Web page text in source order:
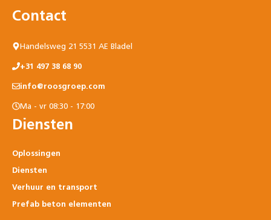
Contact
Handelsweg 21 5531 AE Bladel
+31 497 38 68 90
info@roosgroep.com
Ma - vr 08:30 - 17:00
Diensten
Oplossingen
Diensten
Verhuur en transport
Prefab beton elementen